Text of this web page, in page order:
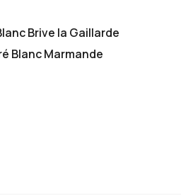
Brive la Gaillarde
Blanc Marmande